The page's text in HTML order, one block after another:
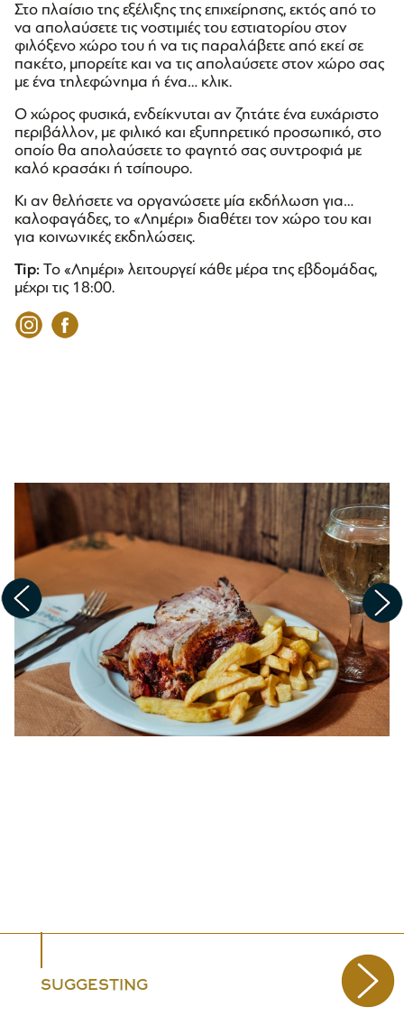
Στο πλαίσιο της εξέλιξης της επιχείρησης, εκτός από το
να απολαύσετε τις νοστιμιές του εστιατορίου στον
φιλόξενο χώρο του ή να τις παραλάβετε από εκεί σε
πακέτο, μπορείτε και να τις απολαύσετε στον χώρο σας
με ένα τηλεφώνημα ή ένα… κλικ.
Ο χώρος φυσικά, ενδείκνυται αν ζητάτε ένα ευχάριστο
περιβάλλον, με φιλικό και εξυπηρετικό προσωπικό, στο
οποίο θα απολαύσετε το φαγητό σας συντροφιά με
καλό κρασάκι ή τσίπουρο.
Κι αν θελήσετε να οργανώσετε μία εκδήλωση για…
καλοφαγάδες, το «Λημέρι» διαθέτει τον χώρο του και
για κοινωνικές εκδηλώσεις.
Tip: Το «Λημέρι» λειτουργεί κάθε μέρα της εβδομάδας,
μέχρι τις 18:00.
SUGGESTING